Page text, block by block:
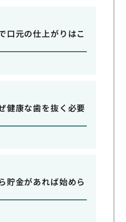
口元の仕上がりはこ
健康な歯を抜く必要
貯金があれば始めら